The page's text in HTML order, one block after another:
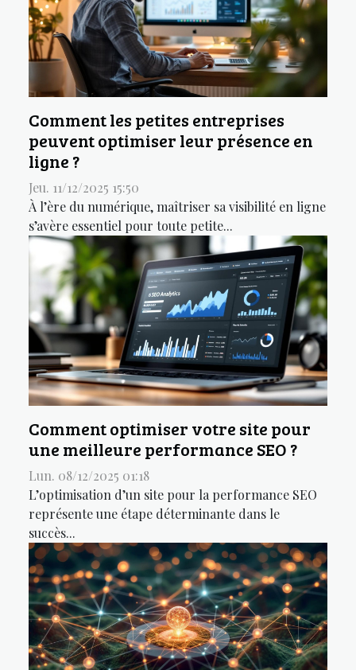
Comment les petites entreprises
peuvent optimiser leur présence en
ligne ?
Jeu. 11/12/2025 15:50
À l’ère du numérique, maîtriser sa visibilité en ligne
s’avère essentiel pour toute petite...
Comment optimiser votre site pour
une meilleure performance SEO ?
Lun. 08/12/2025 01:18
L’optimisation d’un site pour la performance SEO
représente une étape déterminante dans le
succès...